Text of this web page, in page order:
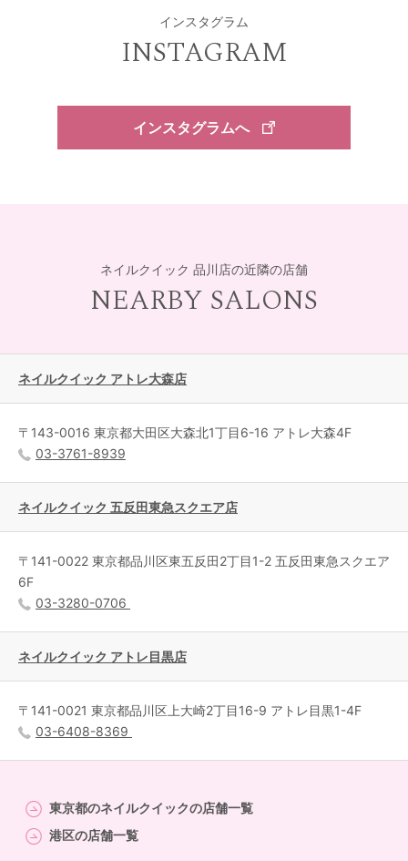
インスタグラム
INSTAGRAM
インスタグラムへ
ネイルクイック 品川店の近隣の店舗
NEARBY SALONS
ネイルクイック アトレ大森店
〒143-0016 東京都大田区大森北1丁目6-16 アトレ大森4F
03-3761-8939
ネイルクイック 五反田東急スクエア店
〒141-0022 東京都品川区東五反田2丁目1-2 五反田東急スクエア
6F
03-3280-0706
ネイルクイック アトレ目黒店
〒141-0021 東京都品川区上大崎2丁目16-9 アトレ目黒1-4F
03-6408-8369
東京都のネイルクイックの店舗一覧
港区の店舗一覧